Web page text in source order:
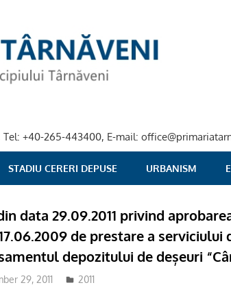
+40-265-443400, E-mail:
STADIU CERERI DEPUSE URBANISM
data 29.09.2011 privind
de prestare a
depozitului de deșeuri
29, 2011 2011